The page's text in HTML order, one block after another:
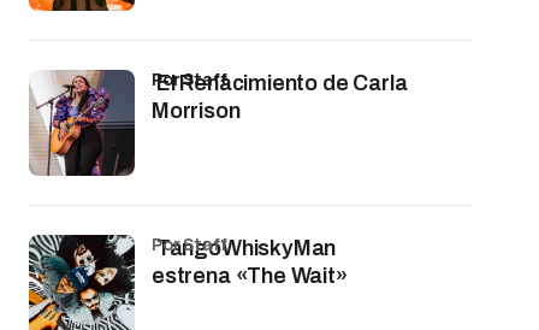
El Renacimiento de Carla
Morrison
por Staff
TangoWhiskyMan
estrena «The Wait»
por Staff